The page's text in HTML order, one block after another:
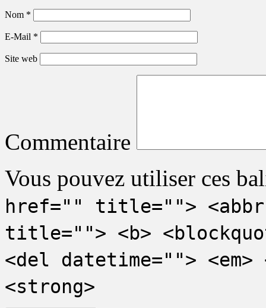
Nom *
E-Mail *
Site web
Commentaire
Vous pouvez utiliser ces
href="" title="">
title=""> <b>
<del datetime="">
<strong>